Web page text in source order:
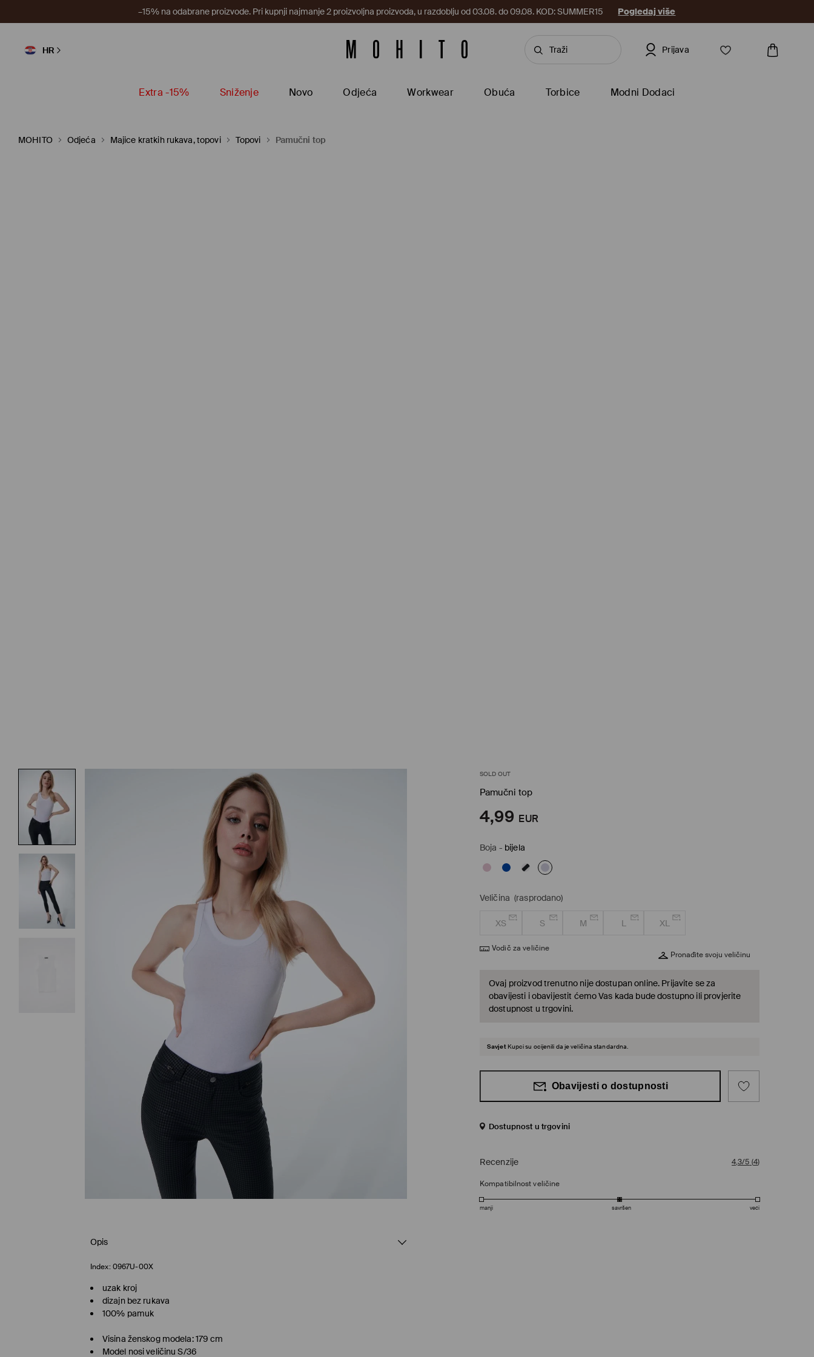
–15% na odabrane proizvode. Pri kupnji najmanje 2 proizvoljna proizvoda, u razdoblju od 03.08. do 09.08. KOD: SUMMER15 Pogledaj više
HR Prijava
Extra -15% Sniženje Novo Odjeća Workwear Obuća Torbice Modni Dodaci
MOHITO Odjeća Majice kratkih rukava, topovi Topovi Pamučni top
SOLD OUT
Pamučni top
4,99 EUR
Boja - bijela
Veličina (rasprodano)
XS S M L XL
Vodič za veličine
Pronađite svoju veličinu
Ovaj proizvod trenutno nije dostupan online. Prijavite se za
obavijesti i obavijestit ćemo Vas kada bude dostupno ili provjerite
dostupnost u trgovini.
Savjet Kupci su ocijenili da je veličina standardna.
Obavijesti o dostupnosti
Dostupnost u trgovini
Recenzije 4,3/5 (4)
Kompatibilnost veličine
manji savršen veći
Opis
Index: 0967U-00X
uzak kroj
dizajn bez rukava
100% pamuk
Visina ženskog modela: 179 cm
Model nosi veličinu S/36